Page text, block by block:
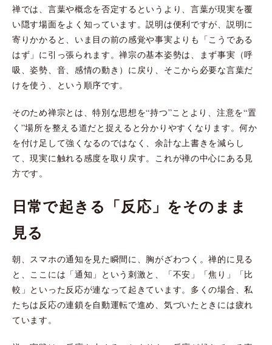
禅では、言葉や概念を否定するというより、言葉が現実を覆
い隠す場面をよく知っています。説明は便利ですが、説明に
寄りかかると、いま目の前の感覚や事実よりも「こうである
はず」に引っ張られます。禅宗の基本姿勢は、まず事実（呼
吸、姿勢、音、感情の動き）に戻り、そこから必要な言葉だ
けを使う、という順序です。
そのため禅宗とは、特別な思想を“持つ”ことより、注意を“置
く”場所を整える道だと捉えると分かりやすくなります。何か
を付け足して強くなるのではなく、余計な上書きを減らし
て、現実に触れる感度を取り戻す。これが禅の中心にある見
方です。
日常で起きる「反応」をそのまま
見る
朝、スマホの通知を見た瞬間に、胸がざわつく。禅的に見る
と、ここには「通知」という刺激と、「不安」「焦り」「比
較」といった反応が連なって起きています。多くの場合、私
たちは反応の連鎖を自動運転で進め、気づいたときには疲れ
ています。